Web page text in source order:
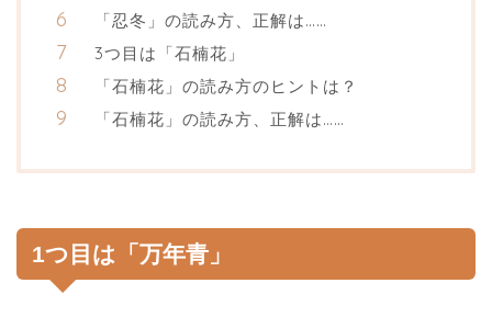
「忍冬」の読み方、正解は……
3つ目は「石楠花」
「石楠花」の読み方のヒントは？
「石楠花」の読み方、正解は……
1つ目は「万年青」